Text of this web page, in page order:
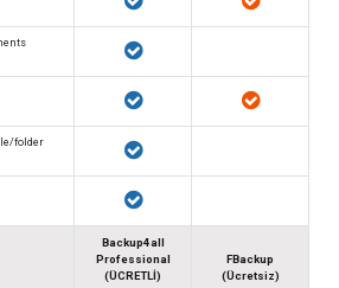
folder
Backup4all
Professional
(ÜCRETLİ)
FBackup
(Ücretsiz)